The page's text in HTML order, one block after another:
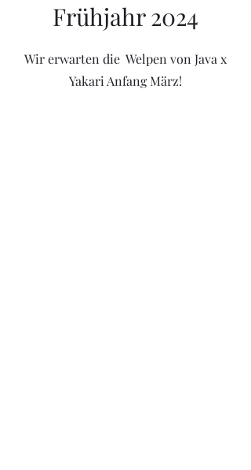
Frühjahr 2024
Wir erwarten die Welpen von Java x
Yakari Anfang März!